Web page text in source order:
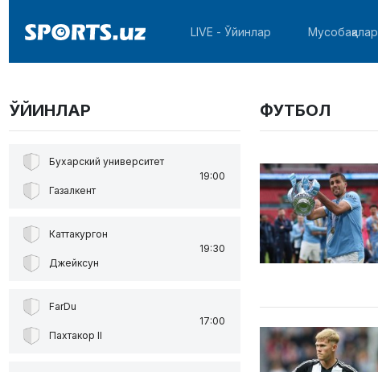
LIVE - Ўйинлар Мусобақалар
ЎЙИНЛАР
Бухарский университет
Газалкент
19:00
Каттакургон
Джейксун
19:30
FarDu
Пахтакор II
17:00
ФУТБОЛ